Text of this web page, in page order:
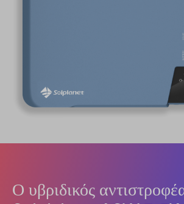
Ο υβριδικός